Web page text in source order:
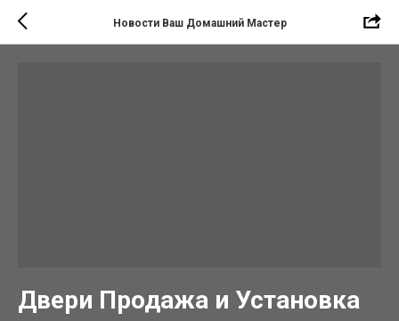
Новости Ваш Домашний Мастер
Двери Продажа и Установка